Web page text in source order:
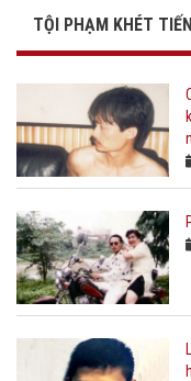
TỘI PHẠM KHÉT